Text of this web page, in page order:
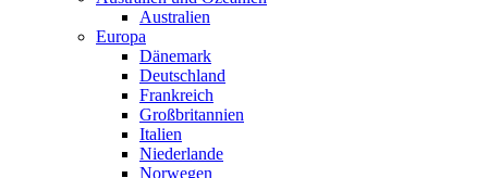
Australien
Europa
Dänemark
Deutschland
Frankreich
Großbritannien
Italien
Niederlande
Norwegen